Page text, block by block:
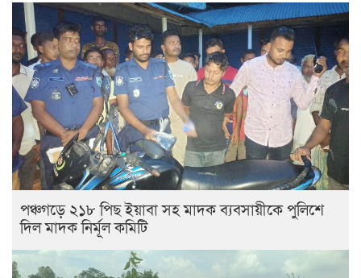
পঞ্চগড়ে ২১৮ পিছ ইয়াবা সহ মাদক ব্যবসায়ীকে পুলিশে
দিল মাদক নির্মূল কমিটি